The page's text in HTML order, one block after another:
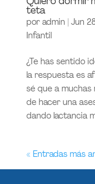
teta
por admin Jun
Infantil
¿Te has sentido
la respuesta es
sé que a
de hacer una
dando lactancia
« Entradas más